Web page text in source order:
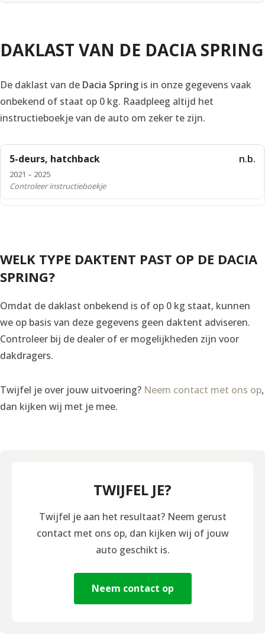
DAKLAST VAN DE DACIA SPRING
De daklast van de Dacia Spring is in onze gegevens vaak
onbekend of staat op 0 kg. Raadpleeg altijd het
instructieboekje van de auto om zeker te zijn.
5-deurs, hatchback
2021 – 2025
n.b.
Controleer instructieboekje
WELK TYPE DAKTENT PAST OP DE DACIA
SPRING?
Omdat de daklast onbekend is of op 0 kg staat, kunnen
we op basis van deze gegevens geen daktent adviseren.
Controleer bij de dealer of er mogelijkheden zijn voor
dakdragers.
Twijfel je over jouw uitvoering? Neem contact met ons op,
dan kijken wij met je mee.
TWIJFEL JE?
Twijfel je aan het resultaat? Neem gerust
contact met ons op, dan kijken wij of jouw
auto geschikt is.
Neem contact op